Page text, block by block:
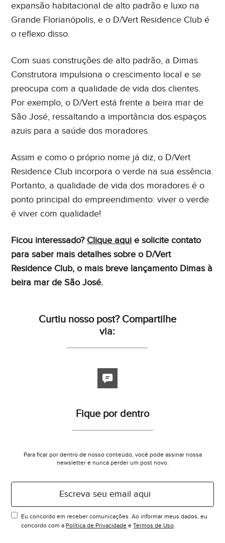
expansão habitacional de alto padrão e luxo na
Grande Florianópolis, e o D/Vert Residence Club é
o reflexo disso.
Com suas construções de alto padrão, a Dimas
Construtora impulsiona o crescimento local e se
preocupa com a qualidade de vida dos clientes.
Por exemplo, o D/Vert está frente a beira mar de
São José, ressaltando a importância dos espaços
azuis para a saúde dos moradores.
Assim e como o próprio nome já diz, o D/Vert
Residence Club incorpora o verde na sua essência.
Portanto, a qualidade de vida dos moradores é o
ponto principal do empreendimento: viver o verde
é viver com qualidade!
Ficou interessado? Clique aqui e solicite contato
para saber mais detalhes sobre o D/Vert
Residence Club, o mais breve lançamento Dimas à
beira mar de São José.
Curtiu nosso post? Compartilhe
via:
Fique por dentro
Para ficar por dentro de nosso conteúdo, você pode assinar nossa
newsletter e nunca perder um post novo.
Eu concordo em receber comunicações. Ao informar meus dados, eu
concordo com a Política de Privacidade eTermos de Uso